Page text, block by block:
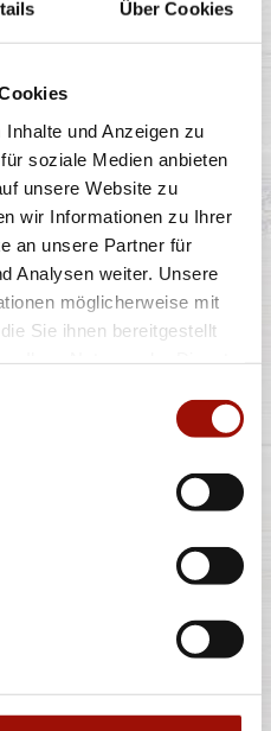
Über Cookies
und Anzeigen zu
soziale Medien anbieten
unsere Website zu
wir Informationen zu Ihrer
an unsere Partner für
Analysen weiter. Unsere
möglicherweise mit
Sie ihnen bereitgestellt
Champignons,
mehr
€
TUNK
CHEESY